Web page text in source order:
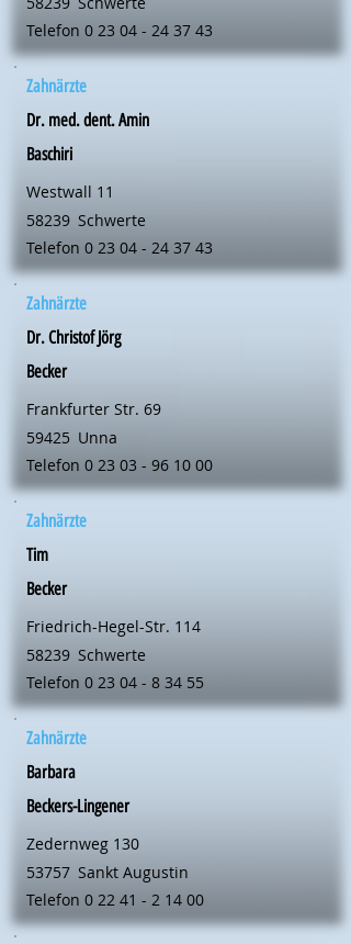
Telefon 0 23 04 - 24 37 43
Zahnärzte
Dr. med. dent. Amin
Baschiri
Westwall 11
58239 Schwerte
Telefon 0 23 04 - 24 37 43
Zahnärzte
Dr. Christof Jörg
Becker
Frankfurter Str. 69
59425 Unna
Telefon 0 23 03 - 96 10 00
Zahnärzte
Tim
Becker
Friedrich-Hegel-Str. 114
58239 Schwerte
Telefon 0 23 04 - 8 34 55
Zahnärzte
Barbara
Beckers-Lingener
Zedernweg 130
53757 Sankt Augustin
Telefon 0 22 41 - 2 14 00